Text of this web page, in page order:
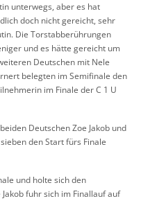
unterwegs, aber es hat
doch nicht gereicht, sehr
Die Torstabberührungen
und es hätte gereicht um
Deutschen mit Nele
belegten im Semifinale den
im Finale der C 1 U
Deutschen Zoe Jakob und
den Start fürs Finale
und holte sich den
fuhr sich im Finallauf auf